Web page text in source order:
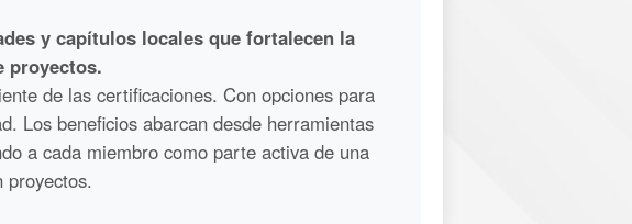
y capítulos locales que fortalecen la
proyectos.
de las certificaciones. Con opciones para
Los beneficios abarcan desde herramientas
a cada miembro como parte activa de una
proyectos.